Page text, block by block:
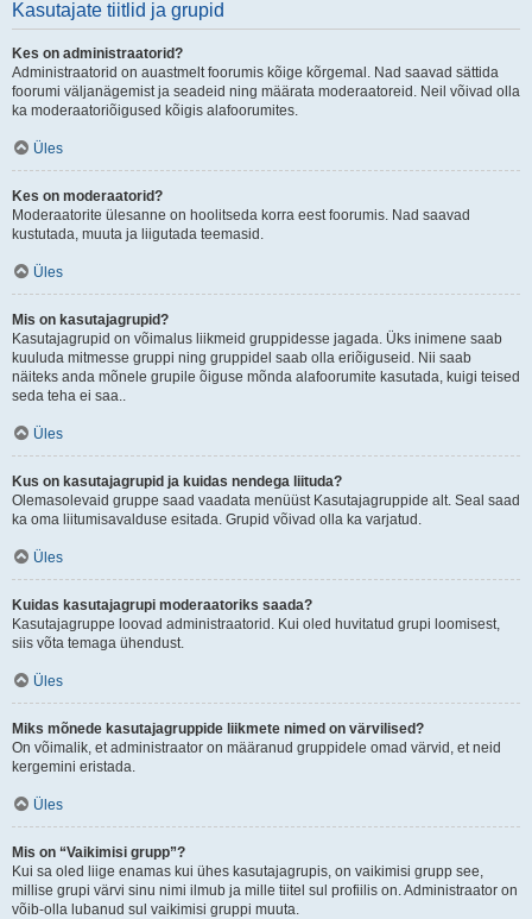
Kasutajate tiitlid ja grupid
Kes on administraatorid?
Administraatorid on auastmelt foorumis kõige kõrgemal. Nad saavad sättida
foorumi väljanägemist ja seadeid ning määrata moderaatoreid. Neil võivad olla
ka moderaatoriõigused kõigis alafoorumites.
Üles
Kes on moderaatorid?
Moderaatorite ülesanne on hoolitseda korra eest foorumis. Nad saavad
kustutada, muuta ja liigutada teemasid.
Üles
Mis on kasutajagrupid?
Kasutajagrupid on võimalus liikmeid gruppidesse jagada. Üks inimene saab
kuuluda mitmesse gruppi ning gruppidel saab olla eriõiguseid. Nii saab
näiteks anda mõnele grupile õiguse mõnda alafoorumite kasutada, kuigi teised
seda teha ei saa..
Üles
Kus on kasutajagrupid ja kuidas nendega liituda?
Olemasolevaid gruppe saad vaadata menüüst Kasutajagruppide alt. Seal saad
ka oma liitumisavalduse esitada. Grupid võivad olla ka varjatud.
Üles
Kuidas kasutajagrupi moderaatoriks saada?
Kasutajagruppe loovad administraatorid. Kui oled huvitatud grupi loomisest,
siis võta temaga ühendust.
Üles
Miks mõnede kasutajagruppide liikmete nimed on värvilised?
On võimalik, et administraator on määranud gruppidele omad värvid, et neid
kergemini eristada.
Üles
Mis on “Vaikimisi grupp”?
Kui sa oled liige enamas kui ühes kasutajagrupis, on vaikimisi grupp see,
millise grupi värvi sinu nimi ilmub ja mille tiitel sul profiilis on. Administraator on
võib-olla lubanud sul vaikimisi gruppi muuta.